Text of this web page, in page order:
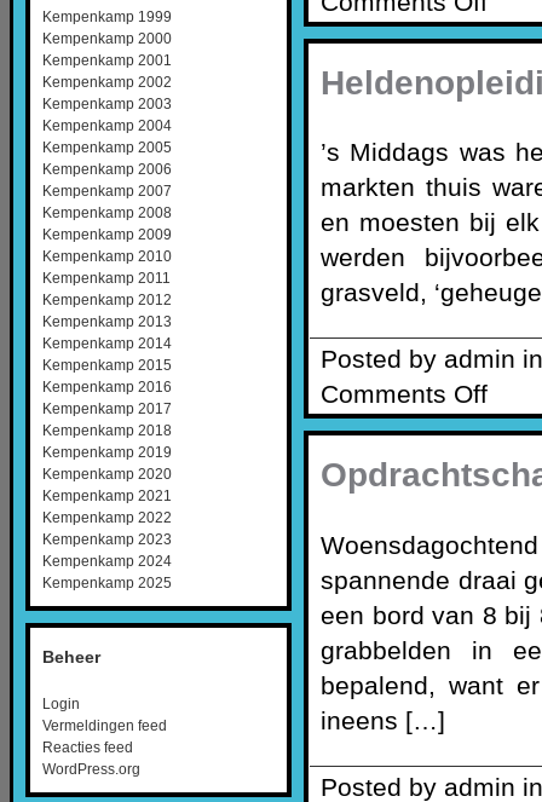
Kempenkamp 1999
Kempenkamp 2000
Kempenkamp 2001
Kempenkamp 2002
Kempenkamp 2003
Kempenkamp 2004
Kempenkamp 2005
Kempenkamp 2006
Kempenkamp 2007
Kempenkamp 2008
Kempenkamp 2009
Kempenkamp 2010
Kempenkamp 2011
Kempenkamp 2012
Kempenkamp 2013
Kempenkamp 2014
Kempenkamp 2015
Kempenkamp 2016
Kempenkamp 2017
Kempenkamp 2018
Kempenkamp 2019
Kempenkamp 2020
Kempenkamp 2021
Kempenkamp 2022
Kempenkamp 2023
Kempenkamp 2024
Kempenkamp 2025
Beheer
Login
Vermeldingen feed
Reacties feed
WordPress.org
’s Middags was
markten thuis
en moesten bij
werden
grasveld,
Posted by admin
Comments Off
spannende draai
een bord van 8 bij
grabbelden in
bepalend, want
ineens […]
Posted by admin